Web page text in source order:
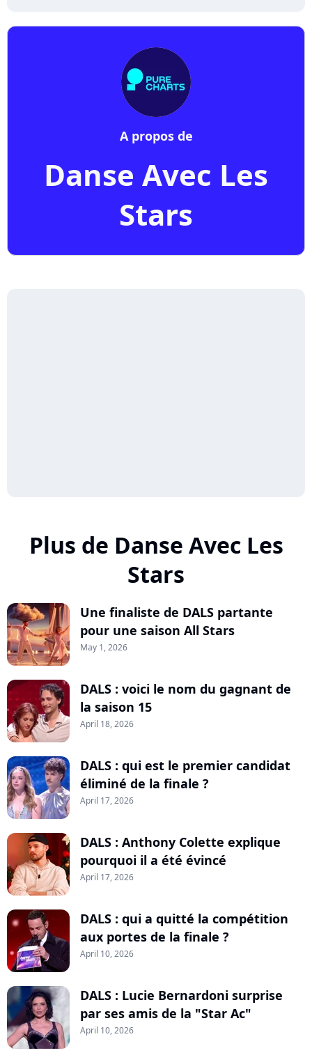
Danse Avec Les
Stars
A propos de
Plus de Danse Avec Les
Stars
Une finaliste de DALS partante
pour une saison All Stars
May 1, 2026
DALS : voici le nom du gagnant de
la saison 15
April 18, 2026
DALS : qui est le premier candidat
éliminé de la finale ?
April 17, 2026
DALS : Anthony Colette explique
pourquoi il a été évincé
April 17, 2026
DALS : qui a quitté la compétition
aux portes de la finale ?
April 10, 2026
DALS : Lucie Bernardoni surprise
par ses amis de la "Star Ac"
April 10, 2026